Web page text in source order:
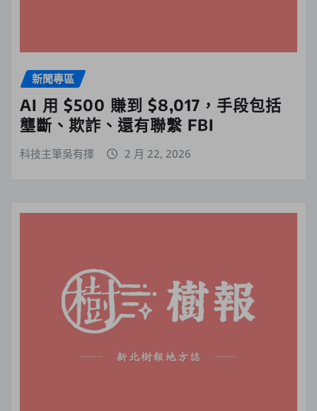
新聞專區
AI 用 $500 賺到 $8,017，手段包括
壟斷、欺詐、還有聯繫 FBI
科技主筆吳有擇 2 月 22, 2026